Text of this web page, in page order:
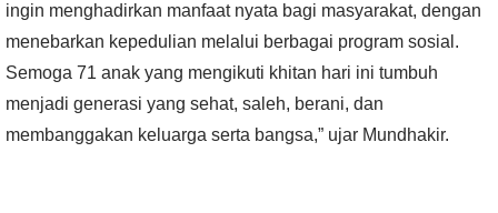
ingin menghadirkan manfaat nyata bagi masyarakat, dengan
menebarkan kepedulian melalui berbagai program sosial.
Semoga 71 anak yang mengikuti khitan hari ini tumbuh
menjadi generasi yang sehat, saleh, berani, dan
membanggakan keluarga serta bangsa,” ujar Mundhakir.